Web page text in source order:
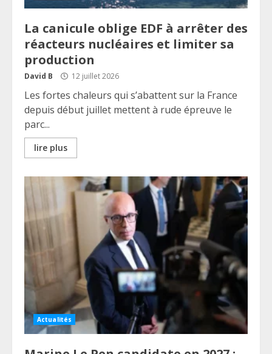
La canicule oblige EDF à arrêter des
réacteurs nucléaires et limiter sa
production
David B 12 juillet 2026
Les fortes chaleurs qui s’abattent sur la France
depuis début juillet mettent à rude épreuve le
parc...
lire plus
Actualités